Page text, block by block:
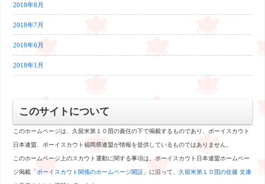
2018年8月
2018年7月
2018年6月
2018年1月
このサイトについて
このホームページは、久留米第１０団の責任の下で掲載するものであり、ボーイスカウト
日本連盟、ボーイスカウト福岡県連盟が情報を提供しているものではありません。
このホームページ上のスカウト運動に関する事項は、ボーイスカウト日本連盟ホームペー
ジ掲載「ボーイスカウト関係のホームページ開設 」に沿って、久留米第１０団の佐藤 文康